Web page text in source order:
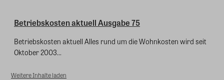
Betriebskosten aktuell Ausgabe 75
Betriebskosten aktuell Alles rund um die Wohnkosten wird seit
Oktober 2003...
Weitere Inhalte laden